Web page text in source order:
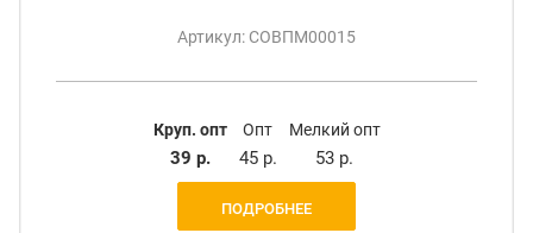
Артикул: СОВПМ00015
Круп. опт
39 р.
Опт
45 р.
Мелкий опт
53 р.
ПОДРОБНЕЕ